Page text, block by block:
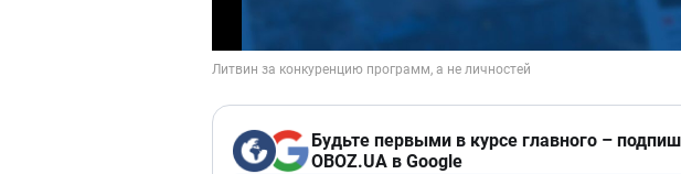
Будьте первыми в курсе главного –
OBOZ.UA в Google